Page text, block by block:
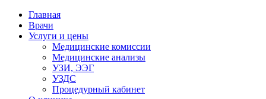
Главная
Врачи
Услуги и цены
Медицинские комиссии
Медицинские анализы
УЗИ, ЭЭГ
УЗДС
Процедурный кабинет